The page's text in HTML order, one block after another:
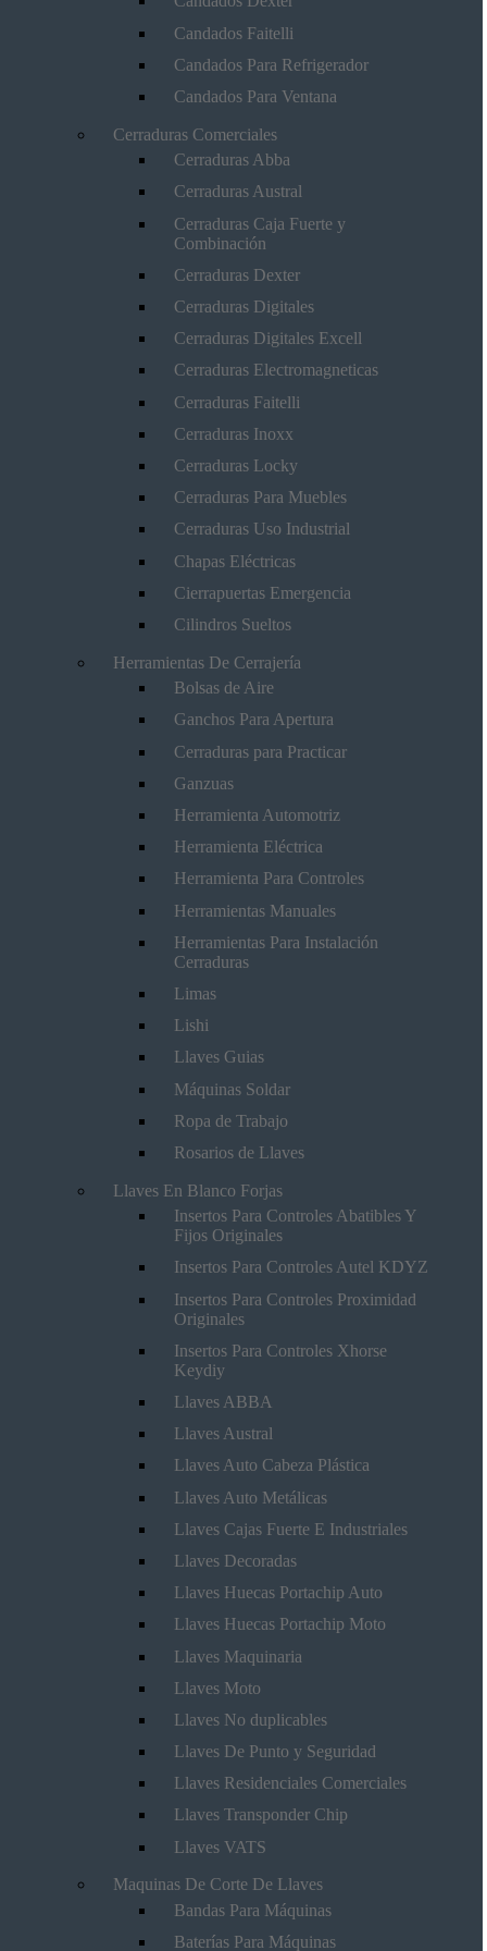
Candados Faitelli
Candados Para Refrigerador
Candados Para Ventana
Cerraduras Comerciales
Cerraduras Abba
Cerraduras Austral
Cerraduras Caja Fuerte y
Combinación
Cerraduras Dexter
Cerraduras Digitales
Cerraduras Digitales Excell
Cerraduras Electromagneticas
Cerraduras Faitelli
Cerraduras Inoxx
Cerraduras Locky
Cerraduras Para Muebles
Cerraduras Uso Industrial
Chapas Eléctricas
Cierrapuertas Emergencia
Cilindros Sueltos
Herramientas De Cerrajería
Bolsas de Aire
Ganchos Para Apertura
Cerraduras para Practicar
Ganzuas
Herramienta Automotriz
Herramienta Eléctrica
Herramienta Para Controles
Herramientas Manuales
Herramientas Para Instalación
Cerraduras
Limas
Lishi
Llaves Guias
Máquinas Soldar
Ropa de Trabajo
Rosarios de Llaves
Llaves En Blanco Forjas
Insertos Para Controles Abatibles Y
Fijos Originales
Insertos Para Controles Autel KDYZ
Insertos Para Controles Proximidad
Originales
Insertos Para Controles Xhorse
Keydiy
Llaves ABBA
Llaves Austral
Llaves Auto Cabeza Plástica
Llaves Auto Metálicas
Llaves Cajas Fuerte E Industriales
Llaves Decoradas
Llaves Huecas Portachip Auto
Llaves Huecas Portachip Moto
Llaves Maquinaria
Llaves Moto
Llaves No duplicables
Llaves De Punto y Seguridad
Llaves Residenciales Comerciales
Llaves Transponder Chip
Llaves VATS
Maquinas De Corte De Llaves
Bandas Para Máquinas
Baterías Para Máquinas